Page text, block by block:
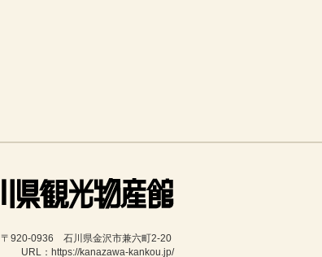
〒920-0936　石川県金沢市兼六町2-20
URL：https://kanazawa-kankou.jp/